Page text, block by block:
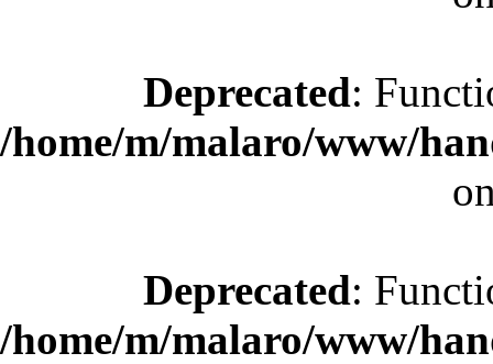
Deprecated:
/home/m/malaro/www/
Deprecated:
/home/m/malaro/www/